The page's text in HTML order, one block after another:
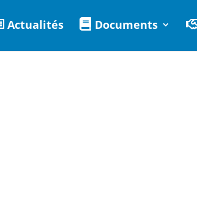
Actualités Documents